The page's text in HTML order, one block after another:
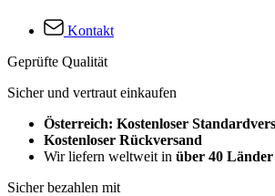
Kontakt
Geprüfte Qualität
Sicher und vertraut einkaufen
Österreich: Kostenloser
Kostenloser Rückversand
Wir liefern weltweit in über 40 Länder
Sicher bezahlen mit